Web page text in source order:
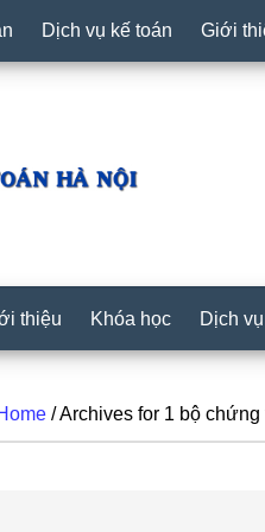
Dịch vụ kế toán Giới
thiệu Khóa học Dịch
/Archives for 1 bộ chứng